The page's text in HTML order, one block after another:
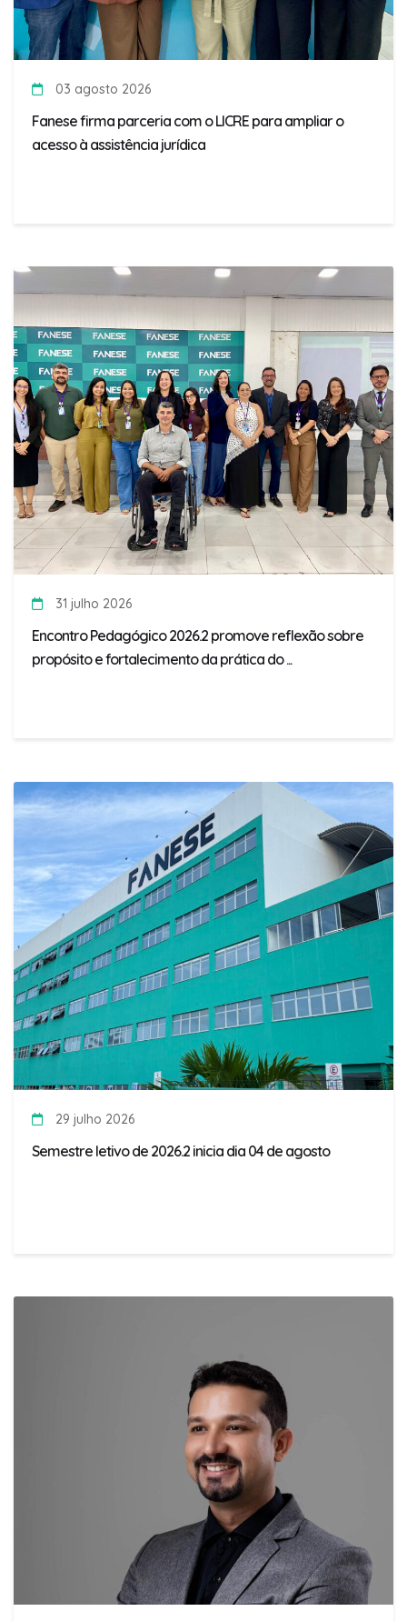
03 agosto 2026
Fanese firma parceria com o LICRE para ampliar o
acesso à assistência jurídica
31 julho 2026
Encontro Pedagógico 2026.2 promove reflexão sobre
propósito e fortalecimento da prática do ...
29 julho 2026
Semestre letivo de 2026.2 inicia dia 04 de agosto